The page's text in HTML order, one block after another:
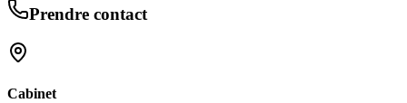
Prendre contact
Cabinet